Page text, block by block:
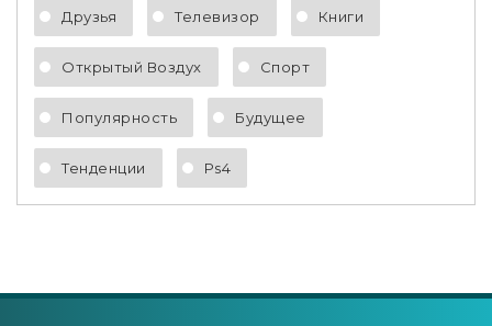
Друзья Телевизор Книги
Открытый Воздух Спорт
Популярность Будущее
Тенденции Ps4